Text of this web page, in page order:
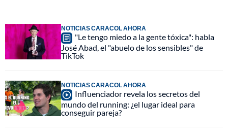
NOTICIAS CARACOL AHORA
"Le tengo miedo a la gente tóxica": habla
José Abad, el "abuelo de los sensibles" de
TikTok
NOTICIAS CARACOL AHORA
Influenciador revela los secretos del
mundo del running: ¿el lugar ideal para
conseguir pareja?